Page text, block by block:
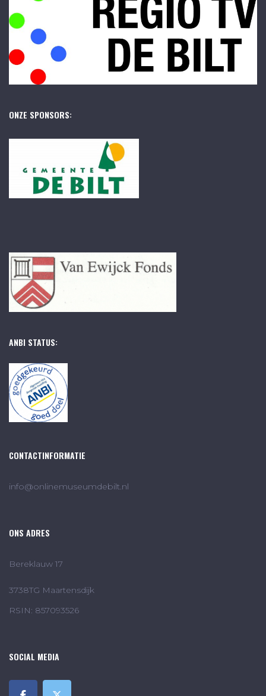
ONZE SPONSORS:
ANBI STATUS:
CONTACTINFORMATIE
info@onlinemuseumdebilt.nl
ONS ADRES
Bereklauw 17
3738TG Maartensdijk
RSIN: 857093526
SOCIAL MEDIA